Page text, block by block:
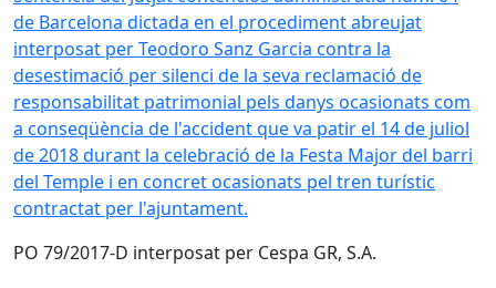
de Barcelona dictada en el procediment abreujat
interposat per Teodoro Sanz Garcia contra la
desestimació per silenci de la seva reclamació de
responsabilitat patrimonial pels danys ocasionats com
a conseqüència de l'accident que va patir el 14 de juliol
de 2018 durant la celebració de la Festa Major del barri
del Temple i en concret ocasionats pel tren turístic
contractat per l'ajuntament.
PO 79/2017-D interposat per Cespa GR, S.A.